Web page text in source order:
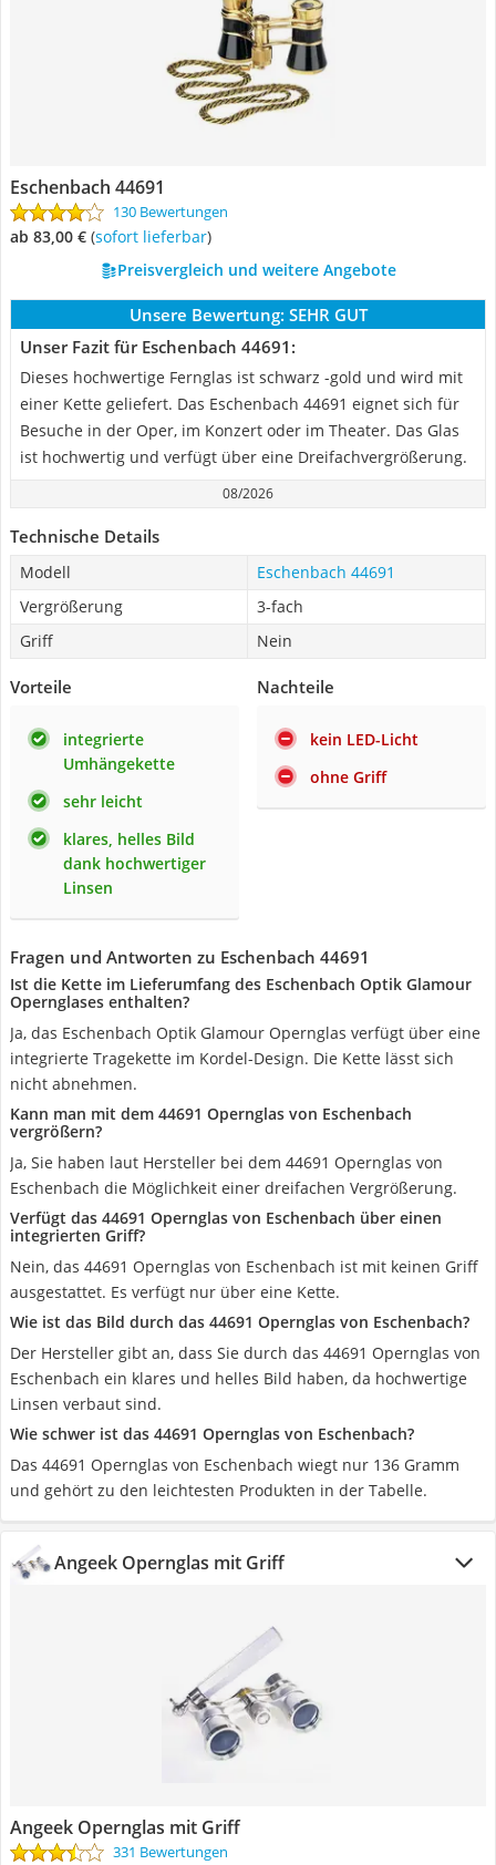
Eschenbach 44691
130 Bewertungen
ab 83,00 € ( Sofort lieferbar)
Preisvergleich und weitere Angebote
Unsere Bewertung: SEHR GUT
Unser Fazit für Eschenbach 44691:
Dieses hochwertige Fernglas ist schwarz -gold und wird mit
einer Kette geliefert. Das Eschenbach 44691 eignet sich für
Besuche in der Oper, im Konzert oder im Theater. Das Glas
ist hochwertig und verfügt über eine Dreifachvergrößerung.
08/2026
Technische Details
Modell
Eschenbach 44691
Vergrößerung
3-fach
Griff
Nein
Vorteile
integrierte
Umhängekette
sehr leicht
klares, helles Bild
dank hochwertiger
Linsen
Nachteile
kein LED-Licht
ohne Griff
Fragen und Antworten zu Eschenbach 44691
Ist die Kette im Lieferumfang des Eschenbach Optik Glamour
Opernglases enthalten?
Ja, das Eschenbach Optik Glamour Opernglas verfügt über eine
integrierte Tragekette im Kordel-Design. Die Kette lässt sich
nicht abnehmen.
Kann man mit dem 44691 Opernglas von Eschenbach
vergrößern?
Ja, Sie haben laut Hersteller bei dem 44691 Opernglas von
Eschenbach die Möglichkeit einer dreifachen Vergrößerung.
Verfügt das 44691 Opernglas von Eschenbach über einen
integrierten Griff?
Nein, das 44691 Opernglas von Eschenbach ist mit keinen Griff
ausgestattet. Es verfügt nur über eine Kette.
Wie ist das Bild durch das 44691 Opernglas von Eschenbach?
Der Hersteller gibt an, dass Sie durch das 44691 Opernglas von
Eschenbach ein klares und helles Bild haben, da hochwertige
Linsen verbaut sind.
Wie schwer ist das 44691 Opernglas von Eschenbach?
Das 44691 Opernglas von Eschenbach wiegt nur 136 Gramm
und gehört zu den leichtesten Produkten in der Tabelle.
Angeek Opernglas mit Griff
Angeek Opernglas mit Griff
331 Bewertungen